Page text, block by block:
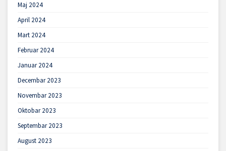
Maj 2024
April 2024
Mart 2024
Februar 2024
Januar 2024
Decembar 2023
Novembar 2023
Oktobar 2023
Septembar 2023
August 2023